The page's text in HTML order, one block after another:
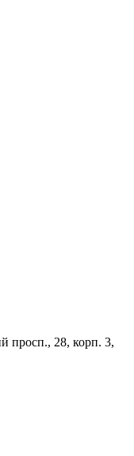
просп., 28, корп. 3,